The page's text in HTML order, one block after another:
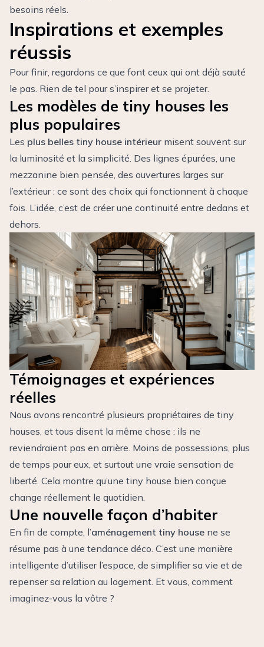
besoins réels.
Inspirations et exemples
réussis
Pour finir, regardons ce que font ceux qui ont déjà sauté
le pas. Rien de tel pour s’inspirer et se projeter.
Les modèles de tiny houses les
plus populaires
Les plus belles tiny house intérieur misent souvent sur
la luminosité et la simplicité. Des lignes épurées, une
mezzanine bien pensée, des ouvertures larges sur
l’extérieur : ce sont des choix qui fonctionnent à chaque
fois. L’idée, c’est de créer une continuité entre dedans et
dehors.
Témoignages et expériences
réelles
Nous avons rencontré plusieurs propriétaires de tiny
houses, et tous disent la même chose : ils ne
reviendraient pas en arrière. Moins de possessions, plus
de temps pour eux, et surtout une vraie sensation de
liberté. Cela montre qu’une tiny house bien conçue
change réellement le quotidien.
Une nouvelle façon d’habiter
En fin de compte, l’aménagement tiny house ne se
résume pas à une tendance déco. C’est une manière
intelligente d’utiliser l’espace, de simplifier sa vie et de
repenser sa relation au logement. Et vous, comment
imaginez-vous la vôtre ?